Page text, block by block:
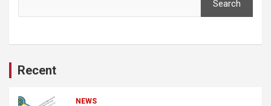
Search
Recent
NEWS